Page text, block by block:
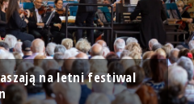
na letni festiwal